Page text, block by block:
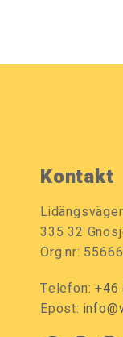
Kontakt
335 32
Org.nr:
Telefon:+46
Epost: